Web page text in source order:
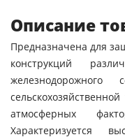
Описание
Предназначена для
конструкций
железнодорожного
атмосферных
Характеризуется